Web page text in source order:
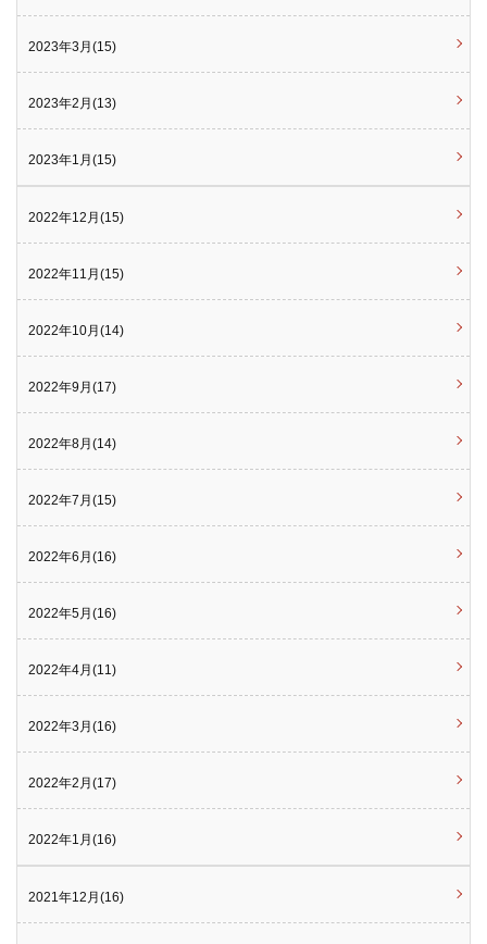
2023年3月(15)
2023年2月(13)
2023年1月(15)
2022年12月(15)
2022年11月(15)
2022年10月(14)
2022年9月(17)
2022年8月(14)
2022年7月(15)
2022年6月(16)
2022年5月(16)
2022年4月(11)
2022年3月(16)
2022年2月(17)
2022年1月(16)
2021年12月(16)